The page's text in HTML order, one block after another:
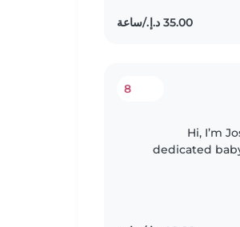
8
Hi, I’m
dedicated